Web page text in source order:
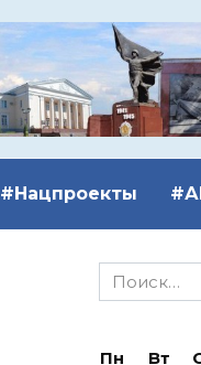
#Нацпроекты
Search
for:
Пн Вт